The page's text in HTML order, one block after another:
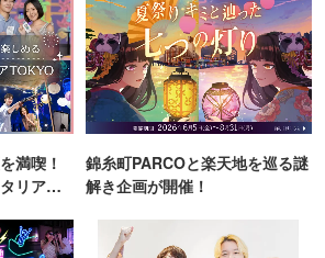
満喫！
リア
錦糸町PARCOと楽天地を巡る謎
解き企画が開催！